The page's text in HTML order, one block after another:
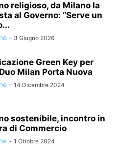
religioso, da Milano la
al Governo: “Serve un
- 3 Giugno 2026
Green Key per
Milan Porta Nuova
- 14 Dicembre 2024
sostenibile, incontro in
di Commercio
- 1 Ottobre 2024